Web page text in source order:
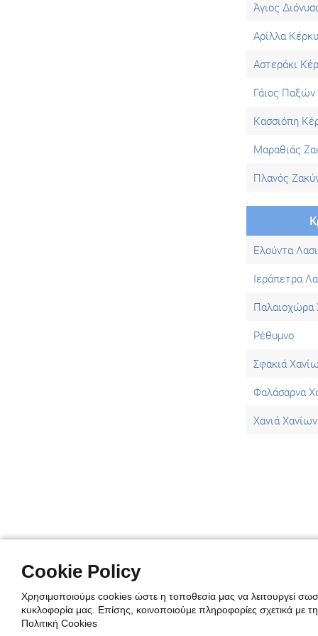
Άγιος
Αρίλλα
Αστεράκι
Γάιος Παξών
Κασσιόπη
Μαραθιάς
Πλανός
Ελούντα
Ιεράπετρα
Παλαιοχώρα
Ρέθυμνο
Σφακιά
Φαλάσαρνα
Χανιά Χανίων
copyright @ 2021 weatheroo.gr Widgets - Βάλε τον καιρό στο site σου
Cookie Policy
Χρησιμοποιούμε cookies ώστε η τοποθεσία μας να λειτουργεί
κυκλοφορία μας. Επίσης, κοινοποιούμε πληροφορίες σχετικά
Πολιτική Cookies